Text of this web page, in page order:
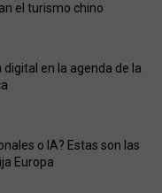
el turismo chino
en la agenda de la
o IA? Estas son las
Europa